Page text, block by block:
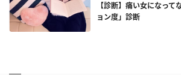
【診断】痛い女になっ
ョン度」診断